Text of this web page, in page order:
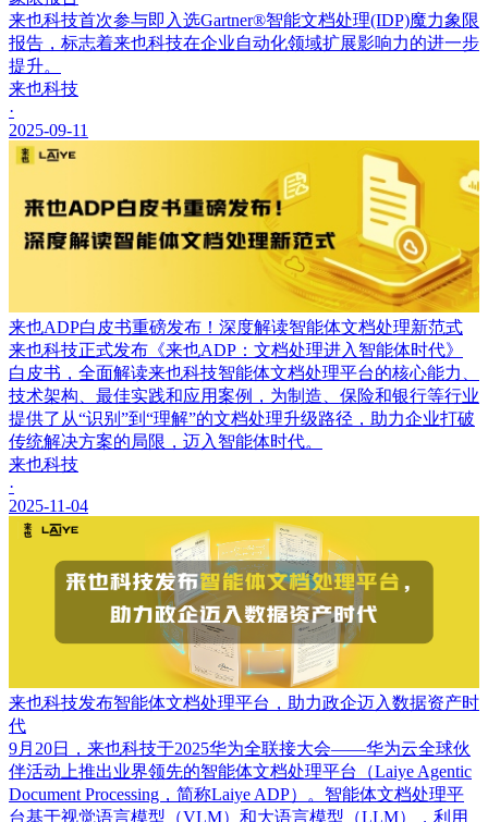
来也科技首次参与即入选Gartner®智能文档处理(IDP)魔力象限
报告，标志着来也科技在企业自动化领域扩展影响力的进一步
提升。
来也科技
·
2025-09-11
来也ADP白皮书重磅发布！深度解读智能体文档处理新范式
来也科技正式发布《来也ADP：文档处理进入智能体时代》
白皮书，全面解读来也科技智能体文档处理平台的核心能力、
技术架构、最佳实践和应用案例，为制造、保险和银行等行业
提供了从“识别”到“理解”的文档处理升级路径，助力企业打破
传统解决方案的局限，迈入智能体时代。
来也科技
·
2025-11-04
来也科技发布智能体文档处理平台，助力政企迈入数据资产时
代
9月20日，来也科技于2025华为全联接大会——华为云全球伙
伴活动上推出业界领先的智能体文档处理平台（Laiye Agentic
Document Processing，简称Laiye ADP）。智能体文档处理平
台基于视觉语言模型（VLM）和大语言模型（LLM），利用